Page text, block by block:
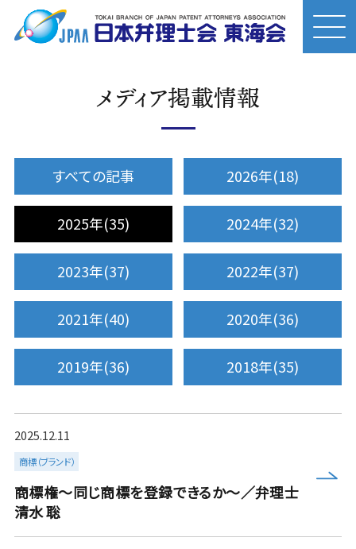
メディア掲載情報
すべての記事 2026年(18)
2025年(35) 2024年(32)
2023年(37) 2022年(37)
2021年(40) 2020年(36)
2019年(36) 2018年(35)
商標権～同じ商標を登録できるか～／弁理士
清水 聡
2025.12.11
商標（ブランド）
more